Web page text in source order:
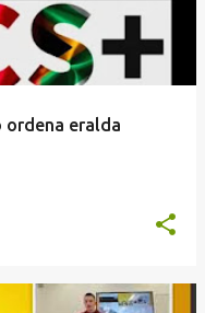
ordena eralda